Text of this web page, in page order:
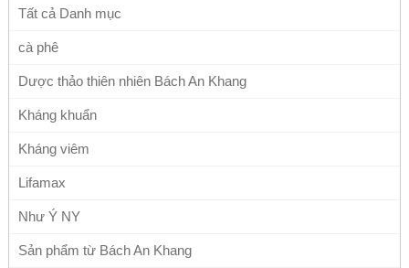
Tất cả Danh mục
cà phê
Dược thảo thiên nhiên Bách An Khang
Kháng khuẩn
Kháng viêm
Lifamax
Như Ý NY
Sản phẩm từ Bách An Khang